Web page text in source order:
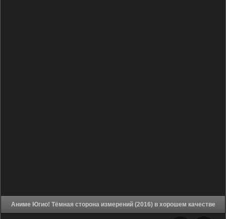
Аниме Югио! Тёмная сторона измерений (2016) в хорошем качестве